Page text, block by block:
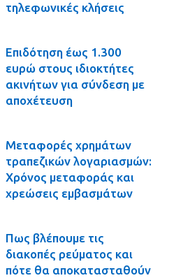
τηλεφωνικές κλήσεις
Επιδότηση έως 1.300
ευρώ στους ιδιοκτήτες
ακινήτων για σύνδεση με
αποχέτευση
Μεταφορές χρημάτων
τραπεζικών λογαριασμών:
Χρόνος μεταφοράς και
χρεώσεις εμβασμάτων
Πως βλέπουμε τις
διακοπές ρεύματος και
πότε θα αποκατασταθούν